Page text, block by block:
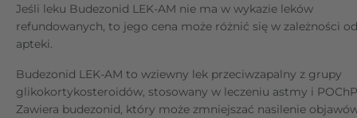
Jeśli leku Budezonid LEK-AM nie ma w wykazie leków
refundowanych, to jego cena może różnić się w zależności od
apteki.
Budezonid LEK-AM to wziewny lek przeciwzapalny z grupy
glikokortykosteroidów, stosowany w leczeniu astmy i
Zawiera budezonid, który może zmniejszać nasilenie